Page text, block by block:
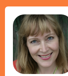
Kenmerken
12+ jaar
Spanning